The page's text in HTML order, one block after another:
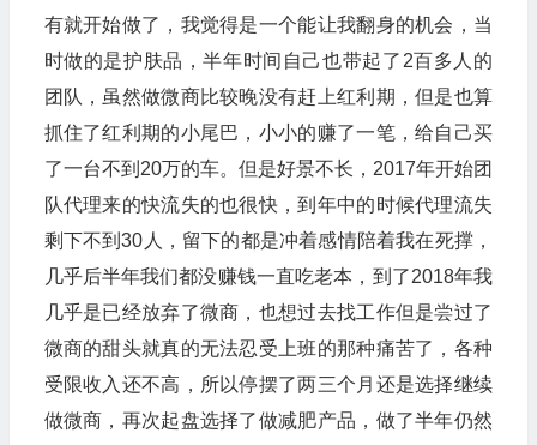
有就开始做了，我觉得是一个能让我翻身的机会，当
时做的是护肤品，半年时间自己也带起了2百多人的
团队，虽然做微商比较晚没有赶上红利期，但是也算
抓住了红利期的小尾巴，小小的赚了一笔，给自己买
了一台不到20万的车。但是好景不长，2017年开始团
队代理来的快流失的也很快，到年中的时候代理流失
剩下不到30人，留下的都是冲着感情陪着我在死撑，
几乎后半年我们都没赚钱一直吃老本，到了2018年我
几乎是已经放弃了微商，也想过去找工作但是尝过了
微商的甜头就真的无法忍受上班的那种痛苦了，各种
受限收入还不高，所以停摆了两三个月还是选择继续
做微商，再次起盘选择了做减肥产品，做了半年仍然